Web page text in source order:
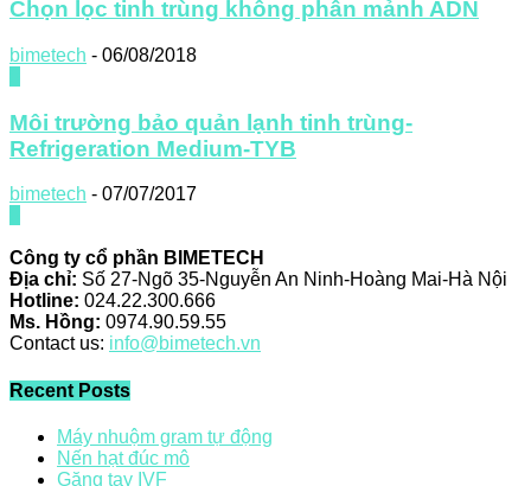
Chọn lọc tinh trùng không phân mảnh ADN
bimetech - 06/08/2018
Môi trường bảo quản lạnh tinh trùng-
Refrigeration Medium-TYB
bimetech - 07/07/2017
Công ty cổ phần BIMETECH
Địa chỉ: Số 27-Ngõ 35-Nguyễn An Ninh-Hoàng Mai-Hà Nội
Hotline: 024.22.300.666
Ms. Hồng: 0974.90.59.55
Contact us: info@bimetech.vn
Recent Posts
Máy nhuộm gram tự động
Nến hạt đúc mô
Găng tay IVF